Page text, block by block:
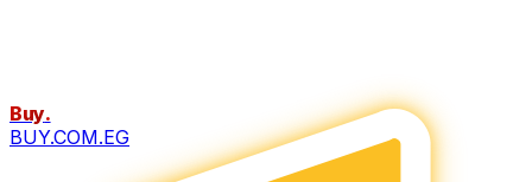
Buy.
BUY.COM.EG